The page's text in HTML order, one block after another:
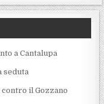
a Cantalupa
seduta
contro il Gozzano